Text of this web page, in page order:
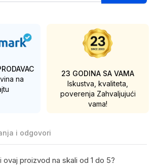
na
23 GODINA SA VAMA
Iskustva, kvaliteta,
poverenja Zahvaljujući
vama!
i odgovori
proizvod na skali od 1 do 5?